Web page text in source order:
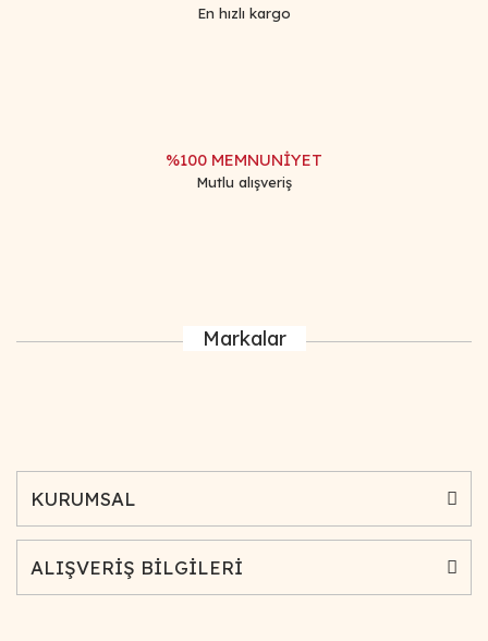
En hızlı kargo
%100 MEMNUNİYET
Mutlu alışveriş
Markalar
KURUMSAL
ALIŞVERİŞ BİLGİLERİ